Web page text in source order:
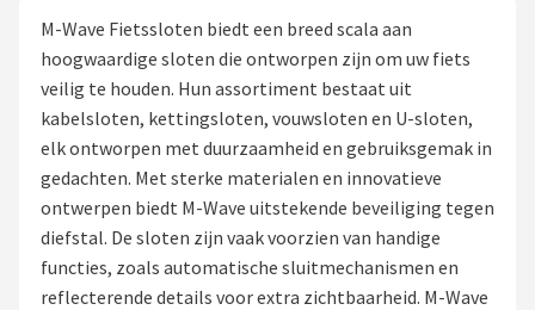
Kinderfietsen
Stadsfietsen
Elektrische fietsen
Mountainbikes
Shop
M-Wave Fietssloten biedt een breed scala aan
hoogwaardige sloten die ontworpen zijn om uw fiets
veilig te houden. Hun assortiment bestaat uit
kabelsloten, kettingsloten, vouwsloten en U-sloten,
elk ontworpen met duurzaamheid en gebruiksgemak in
gedachten. Met sterke materialen en innovatieve
ontwerpen biedt M-Wave uitstekende beveiliging tegen
diefstal. De sloten zijn vaak voorzien van handige
functies, zoals automatische sluitmechanismen en
reflecterende details voor extra zichtbaarheid. M-Wave